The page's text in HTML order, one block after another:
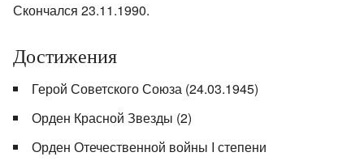
Скончался 23.11.1990.
Достижения
Герой Советского Союза (24.03.1945)
Орден Красной Звезды (2)
Орден Отечественной войны I степени